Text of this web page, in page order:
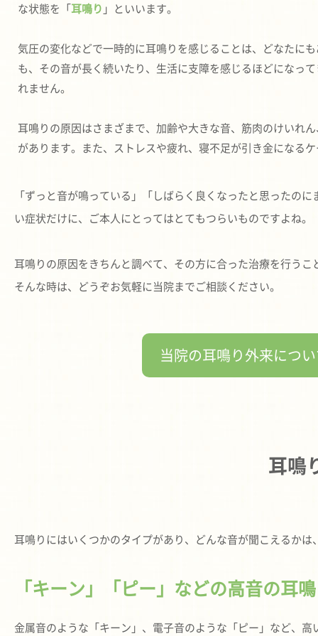
な状態を「耳鳴り 」といいます。
気圧の変化などで一時的に耳鳴りを感じることは、どなたに
も、その音が長く続いたり、生活に支障を感じるほどになっ
れません。
耳鳴りの原因はさまざまで、加齢や大きな音、筋肉のけいれ
があります。また、ストレスや疲れ、寝不足が引き金になる
「ずっと音が鳴っている」「しばらく良くなったと思ったの
い症状だけに、ご本人にとってはとてもつらいものですよね。
耳鳴りの原因をきちんと調べて、その方に合った治療を行う
そんな時は、どうぞお気軽に当院までご相談ください。
当院の耳鳴り外来につ
耳鳴
耳鳴りにはいくつかのタイプがあり、どんな音が聞こえるか
「キーン」「ピー」などの高音の耳
金属音のような「キーン」、電子音のような「ピー」など、高